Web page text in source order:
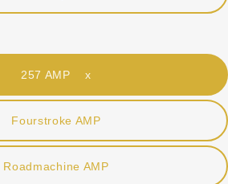
257 AMP x
Fourstroke AMP
Roadmachine AMP